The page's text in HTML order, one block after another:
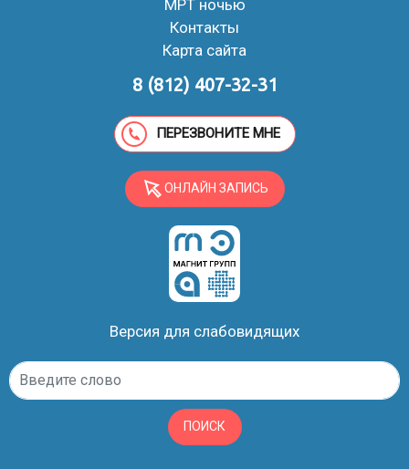
медицинские документы по вашей зоне
исследования, чтобы мы смогли собрать полный
анамнез. Потому что наша работа направлена на
Какими, как вам кажется, качествами
должен обладать лаборант МРТ/КТ?
Доброжелательность, терпение, способность
работать в стрессовых ситуациях.
МРТ ночью
Контакты
Карта сайта
8 (812) 407-32-31
ПЕРЕЗВОНИТЕ МНЕ
ОНЛАЙН ЗАПИСЬ
Версия для слабовидящих
ПОИСК